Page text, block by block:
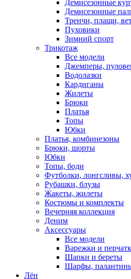
Демисезонные
Демисезонные
Тренчи, плащи,
Пуховики
Зимний спорт
Трикотаж
Все модели
Джемперы,
Водолазки
Кардиганы
Жилеты
Брюки
Платья
Топы
Юбки
Платья, комбинезоны
Брюки, шорты
Юбки
Топы, боди
Футболки, лонгсливы,
Рубашки, блузы
Жакеты, жилеты
Костюмы и комплекты
Вечерняя коллекция
Деним
Аксессуары
Все модели
Варежки и
Шапки и береты
Шарфы,
Лён